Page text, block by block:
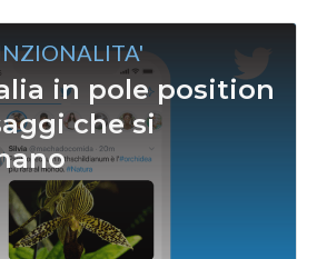
in pole position
che si